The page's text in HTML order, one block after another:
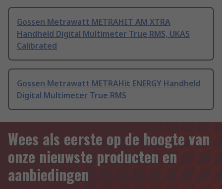
Gossen Metrawatt METRAHIT AM XTRA
Handheld Digital Multimeter True RMS, UKAS
Calibrated
Gossen Metrawatt METRAHit ENERGY Handheld
Digital Multimeter True RMS
Wees als eerste op de hoogte van
onze nieuwste producten en
aanbiedingen